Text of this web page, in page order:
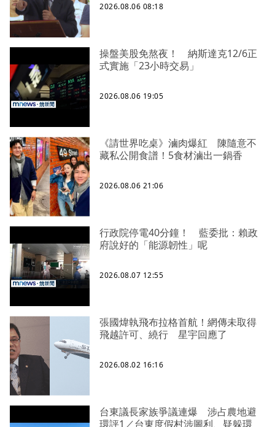
2026.08.06 08:18
操盤美股免熬夜！ 納斯達克12/6正
式實施「23小時交易」
2026.08.06 19:05
《請世界吃桌》滷肉爆紅 陳隨意不
藏私公開食譜！5食材滷出一鍋香
2026.08.06 21:06
行政院停電40分鐘！ 藍委批：賴政
府說好的「能源韌性」呢
2026.08.07 12:55
張國煒執飛布拉格首航！網傳未取得
飛越許可、繞行 星宇回應了
2026.08.02 16:16
台東議長家族爭議連爆 涉占農地避
環評1／台東度假村涉圖利、疑躲環